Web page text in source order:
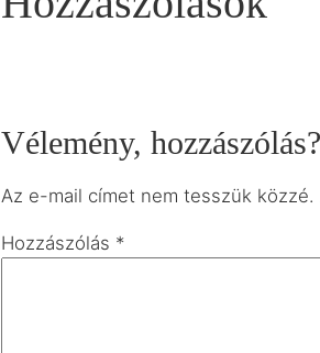
Vélemény, hozzászólás?
Az e-mail címet nem tesszük közzé.
Hozzászólás *